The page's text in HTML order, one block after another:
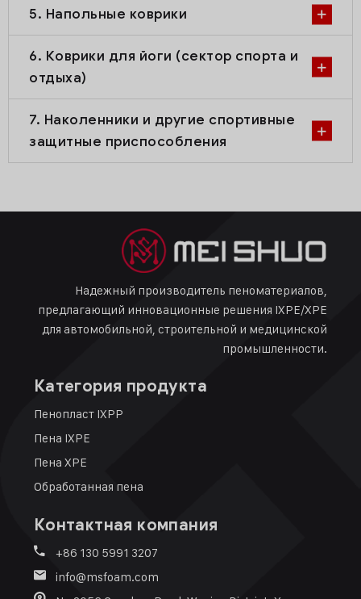
5. Напольные коврики
6. Коврики для йоги (сектор спорта и
отдыха)
7. Наколенники и другие спортивные
защитные приспособления
Надежный производитель пеноматериалов,
предлагающий инновационные решения IXPE/XPE
для автомобильной, строительной и медицинской
промышленности.
Категория продукта
Пенопласт IXPP
Пена IXPE
Пена XPE
Обработанная пена
Контактная компания
+86 130 5991 3207
info@msfoam.com